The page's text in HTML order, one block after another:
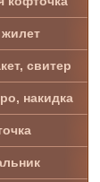
жилет
свитер
накидка